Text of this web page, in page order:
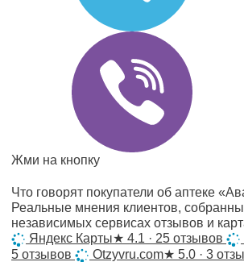
Жми на кнопку
Что говорят покупатели об аптеке
Реальные мнения клиентов,
независимых сервисах отзывов и
Яндекс Карты★ 4.1 · 25 отзывов
5 отзывов
Otzyvru.com★ 5.0 · 3